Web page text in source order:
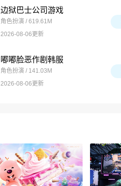
边狱巴士公司游戏
角色扮演 / 619.61M
2026-08-06更新
嘟嘟脸恶作剧韩服
角色扮演 / 141.03M
2026-08-06更新